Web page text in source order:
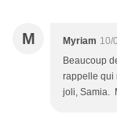
M Myriam 10/
Beaucoup
rappelle qui
joli, Samia.